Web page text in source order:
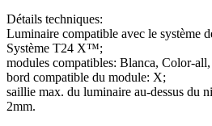
Détails techniques:
Luminaire compatible avec le système
Système T24 X™;
modules compatibles: Blanca, Color-all,
bord compatible du module: X;
saillie max. du luminaire au-dessus du
2mm.